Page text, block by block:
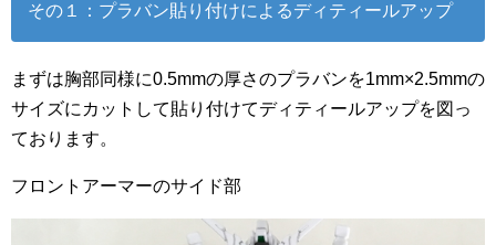
その１：プラバン貼り付けによるディティールアップ
まずは胸部同様に0.5mmの厚さのプラバンを1mm×2.5mmの
サイズにカットして貼り付けてディティールアップを図っ
ております。
フロントアーマーのサイド部